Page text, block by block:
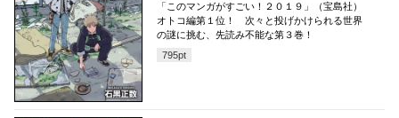
「このマンガがすごい！２０１９」（宝島社）
オトコ編第１位！ 次々と投げかけられる世界
の謎に挑む、先読み不能な第３巻！
795pt